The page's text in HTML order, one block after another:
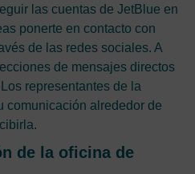
las cuentas de JetBlue en
ponerte en contacto con
de las redes sociales. A
de mensajes directos
representantes de la
comunicación alrededor de
de la oficina de